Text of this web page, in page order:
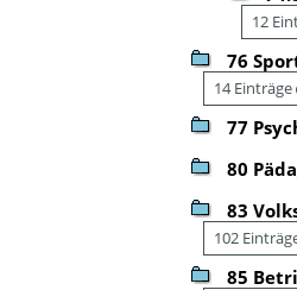
12
76
14 Einträge
77
80
83
102
85